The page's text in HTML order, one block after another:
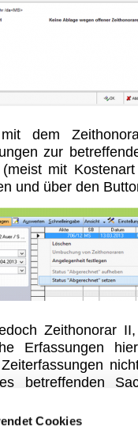
Cookies
dem
zur
mit
und über den
Zeithonorar
Erfassungen
betreffenden